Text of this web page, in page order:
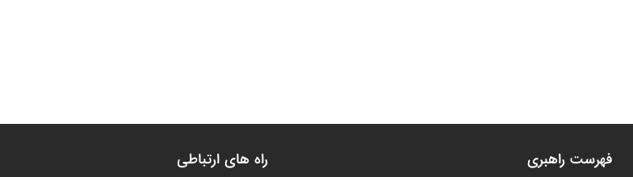
فهرست راهبری راه های ارتباطی